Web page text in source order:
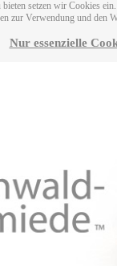
setzen wir Cookies
zur Verwendung und den
Nur essenzielle